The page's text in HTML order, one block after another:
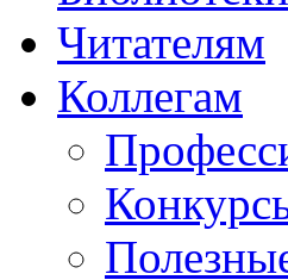
Читателям
Коллегам